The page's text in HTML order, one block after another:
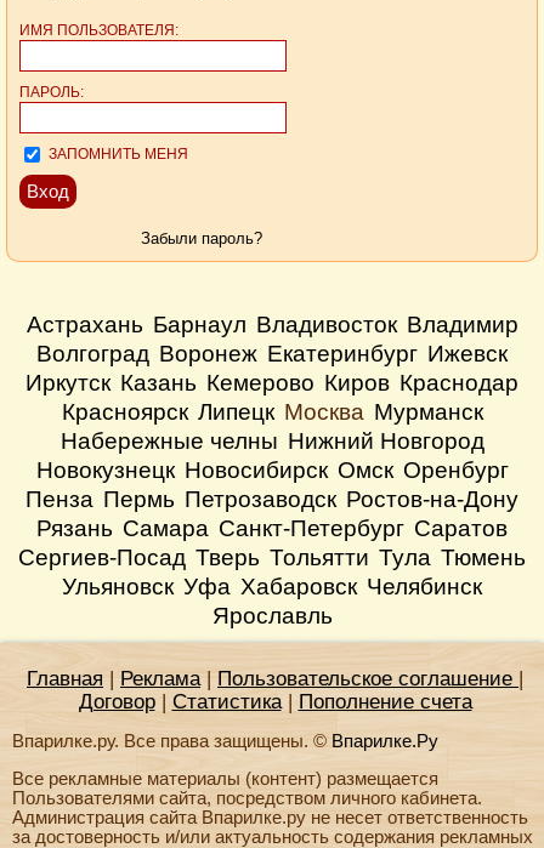
ИМЯ ПОЛЬЗОВАТЕЛЯ:
ПАРОЛЬ:
ЗАПОМНИТЬ МЕНЯ
Забыли пароль?
Астрахань Барнаул Владивосток Владимир
Волгоград Воронеж Екатеринбург Ижевск
Иркутск Казань Кемерово Киров Краснодар
Красноярск Липецк Москва Мурманск
Набережные челны Нижний Новгород
Новокузнецк Новосибирск Омск Оренбург
Пенза Пермь Петрозаводск Ростов-на-Дону
Рязань Самара Санкт-Петербург Саратов
Сергиев-Посад Тверь Тольятти Тула Тюмень
Ульяновск Уфа Хабаровск Челябинск
Ярославль
Главная |Реклама| Пользовательское соглашение |
Договор| Статистика| Пополнение счета
Впарилке.ру. Все права защищены. © Впарилке.Ру
Все рекламные материалы (контент) размещается
Пользователями сайта, посредством личного кабинета.
Администрация сайта Впарилке.ру не несет ответственность
за достоверность и/или актуальность содержания рекламных